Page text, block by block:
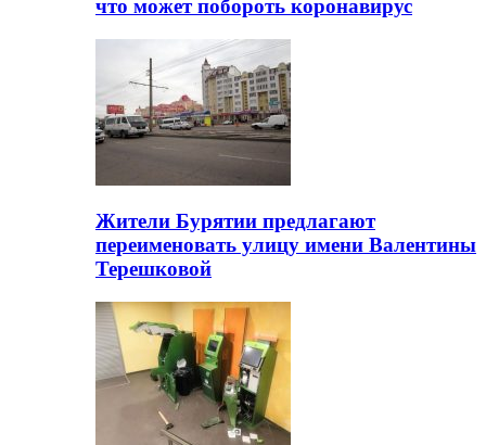
что может побороть коронавирус
Жители Бурятии предлагают
переименовать улицу имени Валентины
Терешковой